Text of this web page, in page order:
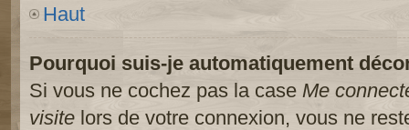
Haut
Pourquoi suis-je automatiquement
Si vous ne cochez pas la case Me
visite lors de votre connexion, vous ne